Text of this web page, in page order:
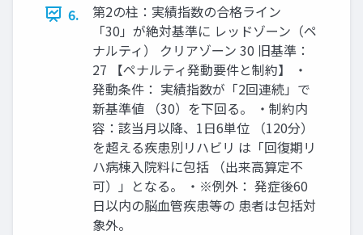
6.
第2の柱：実績指数の合格ライン
「30」が絶対基準に レッドゾーン（ペ
ナルティ） クリアゾーン 30 旧基準：
27 【ペナルティ発動要件と制約】 ・
発動条件： 実績指数が「2回連続」で
新基準値 （30）を下回る。 ・制約内
容：該当月以降、1日6単位 （120分）
を超える疾患別リハビリ は「回復期リ
ハ病棟入院料に包括 （出来高算定不
可）」となる。 ・※例外： 発症後60
日以内の脳血管疾患等の 患者は包括対
象外。